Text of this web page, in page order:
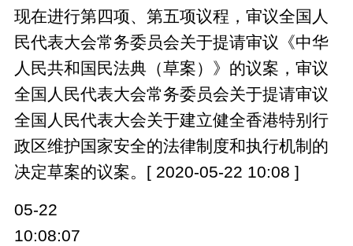
现在进行第四项、第五项议程，审议全国人
民代表大会常务委员会关于提请审议《中华
人民共和国民法典（草案）》的议案，审议
全国人民代表大会常务委员会关于提请审议
全国人民代表大会关于建立健全香港特别行
政区维护国家安全的法律制度和执行机制的
决定草案的议案。[ 2020-05-22 10:08 ]
05-22
10:08:07